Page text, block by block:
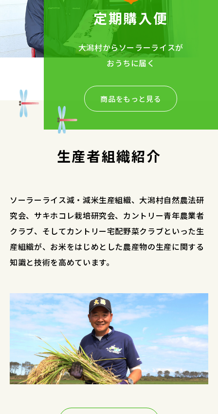
定期購入便
大潟村からソーラーライスが
おうちに届く
商品をもっと見る
生産者組織紹介
ソーラーライス減・減米生産組織、大潟村自然農法研
究会、サキホコレ栽培研究会、カントリー青年農業者
クラブ、そしてカントリー宅配野菜クラブといった生
産組織が、お米をはじめとした農産物の生産に関する
知識と技術を高めています。